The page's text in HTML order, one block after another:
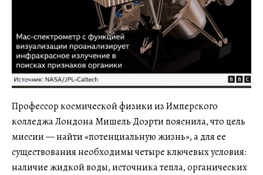
Профессор космической физики из Имперского
колледжа Лондона Мишель Доэрти пояснила, что цель
миссии — найти «потенциальную жизнь», а для ее
существования необходимы четыре ключевых условия:
наличие жидкой воды, источника тепла, органических